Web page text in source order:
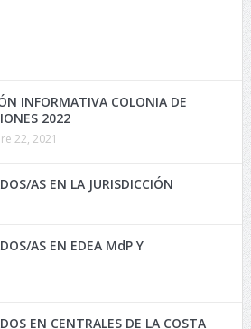
INFORMATIVA COLONIA DE
2022
22, 2021
AS EN LA JURISDICCIÓN
AS EN EDEA MdP Y
EN CENTRALES DE LA COSTA